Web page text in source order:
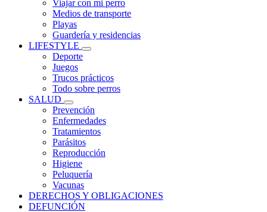
Viajar con mi perro
Medios de transporte
Playas
Guardería y residencias
LIFESTYLE
Deporte
Juegos
Trucos prácticos
Todo sobre perros
SALUD
Prevención
Enfermedades
Tratamientos
Parásitos
Reproducción
Higiene
Peluquería
Vacunas
DERECHOS Y OBLIGACIONES
DEFUNCIÓN